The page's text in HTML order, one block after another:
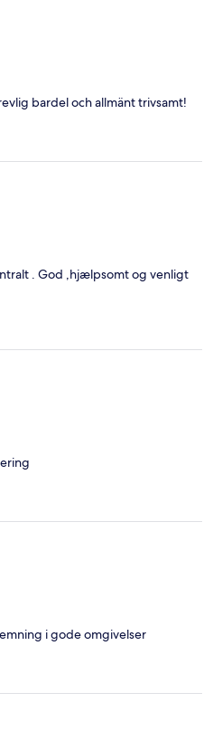
bardel och allmänt trivsamt!
. God ,hjælpsomt og venligt
i gode omgivelser